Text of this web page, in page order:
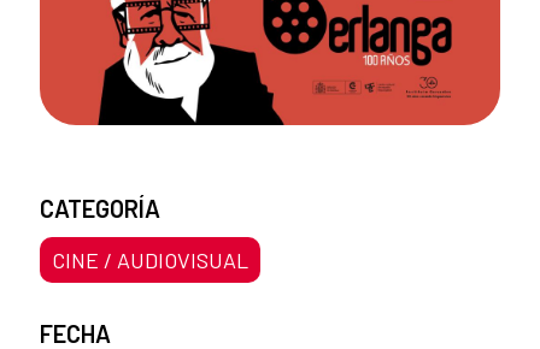
CATEGORÍA
CINE / AUDIOVISUAL
FECHA